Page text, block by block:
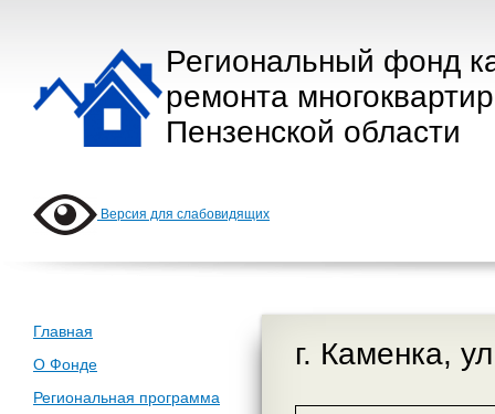
Региональный фонд
ремонта
Пензенской области
Версия для слабовидящих
Главная
О Фонде
Региональная программа
г. Каменка,